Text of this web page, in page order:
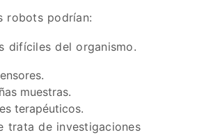
robots podrían:
difíciles del organismo.
muestras.
terapéuticos.
trata de investigaciones